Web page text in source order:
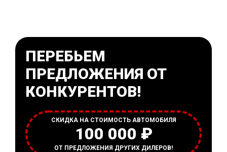
ПЕРЕБЬЕМ
ПРЕДЛОЖЕНИЯ ОТ
КОНКУРЕНТОВ!
СКИДКА НА СТОИМОСТЬ АВТОМОБИЛЯ
100 000 ₽
ОТ ПРЕДЛОЖЕНИЯ ДРУГИХ ДИЛЕРОВ!